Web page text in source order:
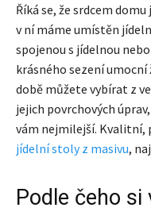
Říká se, že srdcem
v ní máme umístěn
spojenou s jídelnou
krásného sezení
době můžete vybírat z
jejich povrchových
vám nejmilejší. Kvalitní,
jídelní stoly z masivu,
Podle čeho